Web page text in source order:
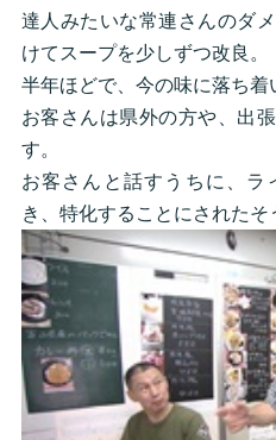
達人みたいな常連さんのダ
けてスープを少しずつ改良。
半年ほどで、今の味に落ち着
お客さんは県外の方や、出
す。
お客さんと話すうちに、
き、特化することにされたそ